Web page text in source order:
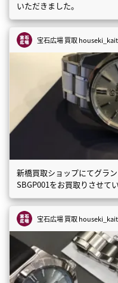
いただきました。
宝石広場 買取
新橋買取ショップにてグラ
SBGP001をお買取りさせて
宝石広場 買取